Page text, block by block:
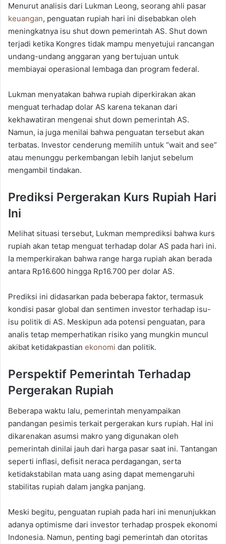
Menurut analisis dari Lukman Leong, seorang ahli pasar
keuangan, penguatan rupiah hari ini disebabkan oleh
meningkatnya isu shut down pemerintah AS. Shut down
terjadi ketika Kongres tidak mampu menyetujui rancangan
undang-undang anggaran yang bertujuan untuk
membiayai operasional lembaga dan program federal.
Lukman menyatakan bahwa rupiah diperkirakan akan
menguat terhadap dolar AS karena tekanan dari
kekhawatiran mengenai shut down pemerintah AS.
Namun, ia juga menilai bahwa penguatan tersebut akan
terbatas. Investor cenderung memilih untuk “wait and see”
atau menunggu perkembangan lebih lanjut sebelum
mengambil tindakan.
Prediksi Pergerakan Kurs Rupiah Hari
Ini
Melihat situasi tersebut, Lukman memprediksi bahwa kurs
rupiah akan tetap menguat terhadap dolar AS pada hari ini.
Ia memperkirakan bahwa range harga rupiah akan berada
antara Rp16.600 hingga Rp16.700 per dolar AS.
Prediksi ini didasarkan pada beberapa faktor, termasuk
kondisi pasar global dan sentimen investor terhadap isu-
isu politik di AS. Meskipun ada potensi penguatan, para
analis tetap memperhatikan risiko yang mungkin muncul
akibat ketidakpastian ekonomi dan politik.
Perspektif Pemerintah Terhadap
Pergerakan Rupiah
Beberapa waktu lalu, pemerintah menyampaikan
pandangan pesimis terkait pergerakan kurs rupiah. Hal ini
dikarenakan asumsi makro yang digunakan oleh
pemerintah dinilai jauh dari harga pasar saat ini. Tantangan
seperti inflasi, defisit neraca perdagangan, serta
ketidakstabilan mata uang asing dapat memengaruhi
stabilitas rupiah dalam jangka panjang.
Meski begitu, penguatan rupiah pada hari ini menunjukkan
adanya optimisme dari investor terhadap prospek ekonomi
Indonesia. Namun, penting bagi pemerintah dan otoritas